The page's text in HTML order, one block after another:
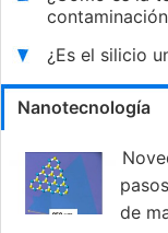
¿Es el silicio
Nanotecnología
de